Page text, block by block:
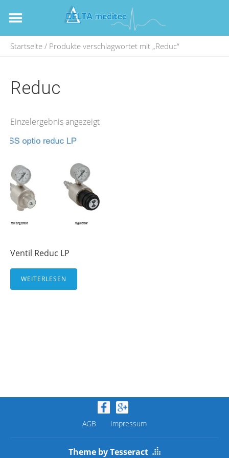
Startseite / Produkte verschlagwortet mit „Reduc“
Reduc
Einzelergebnis angezeigt
Ventil Reduc LP
WEITERLESEN
AGB Impressum
Theme by Tesseract